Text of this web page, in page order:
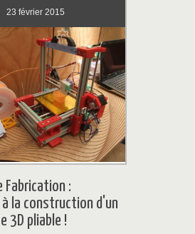
23 février 2015
Fabrication :
la construction d'un
3D pliable !